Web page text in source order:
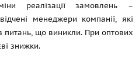
реалізації замовлень –
менеджери компанії, які
питань, що виникли. При оптових
знижки.